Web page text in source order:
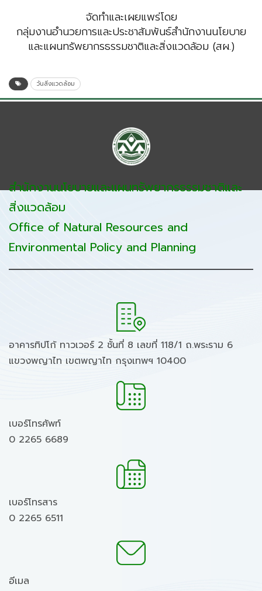
จัดทำและเผยแพร่โดย
กลุ่มงานอำนวยการและประชาสัมพันธ์สำนักงานนโยบาย
และแผนทรัพยากรธรรมชาติและสิ่งแวดล้อม (สผ.)
วันสิ่งแวดล้อม
สำนักงานนโยบายและแผนทรัพยากรธรรมชาติและ
สิ่งแวดล้อม
Office of Natural Resources and
Environmental Policy and Planning
อาคารทิปโก้ ทาวเวอร์ 2 ชั้นที่ 8 เลขที่ 118/1 ถ.พระราม 6
แขวงพญาไท เขตพญาไท กรุงเทพฯ 10400
เบอร์โทรศัพท์
0 2265 6689
เบอร์โทรสาร
0 2265 6511
อีเมล